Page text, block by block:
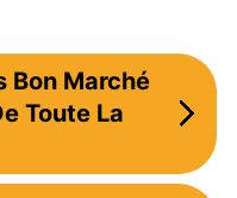
Bon Marché
Toute La